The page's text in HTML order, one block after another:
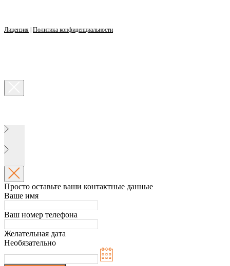
Лицензия | Политика конфиденциальности
Просто оставьте ваши контактные данные
Ваше имя
Ваш номер телефона
Желательная дата
Необязательно